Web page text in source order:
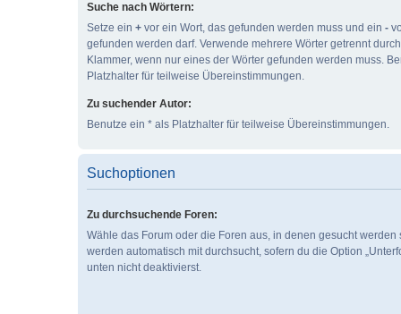
Suche nach Wörtern:
Setze ein + vor ein Wort, das gefunden werden muss und ein -
gefunden werden darf. Verwende mehrere Wörter getrennt
Klammer, wenn nur eines der Wörter gefunden werden muss.
Platzhalter für teilweise Übereinstimmungen.
Zu suchender Autor:
Benutze ein * als Platzhalter für teilweise Übereinstimmungen.
Suchoptionen
Zu durchsuchende Foren:
Wähle das Forum oder die Foren aus, in denen gesucht werden
werden automatisch mit durchsucht, sofern du die Option
unten nicht deaktivierst.